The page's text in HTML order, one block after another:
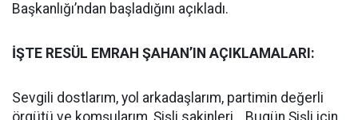
Başkanlığı’ndan başladığını açıkladı.
İŞTE RESÜL EMRAH ŞAHAN’IN AÇIKLAMALARI:
Sevgili dostlarım, yol arkadaşlarım, partimin değerli
örgütü ve komşularım, Şişli sakinleri… Bugün Şişli için